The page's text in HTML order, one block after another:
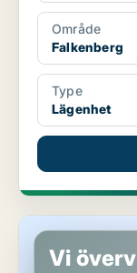
Område
Falkenberg
Type
Lägenhet
Lägenhet i
Vi